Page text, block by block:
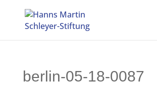
berlin-05-18-0087